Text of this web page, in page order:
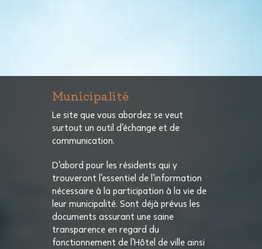
Municipalité
Le site que vous abordez se veut
surtout un outil d’échange et de
communication.
D’abord pour les résidents qui y
trouveront l’essentiel de l’information
nécessaire à la participation à la vie de
leur municipalité. Sont déjà prévus les
documents assurant une saine
transparence en regard du
fonctionnement de l’Hôtel de ville ainsi